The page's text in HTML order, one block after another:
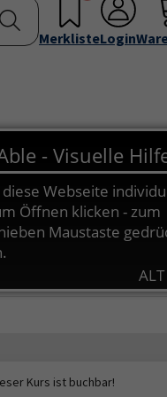
for "Außenstellen"
Service & Info Submenu
Über
MerklisteLogin